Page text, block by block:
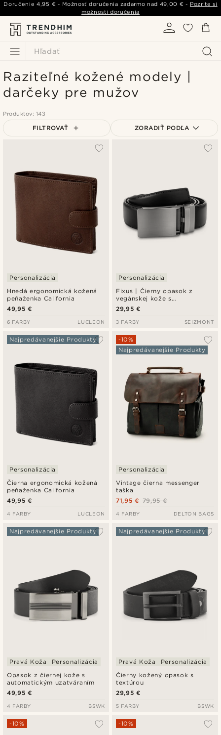
Hľadať
Doručenie4,95 € - Možnosť doručenia zadarmo nad 49,00 € - Pozrite si
možnosti doručenia
Raziteľné kožené modely |
darčeky pre mužov
Produktov: 143
FILTROVAŤ ZORADIŤ PODĽA
Hnedá ergonomická kožená
peňaženka California
Personalizácia
49,95 €
6 FARBY LUCLEON
Fixus | Čierny opasok z
vegánskej kože s
automatickou prackou
Personalizácia
29,95 €
3 FARBY SEIZMONT
Čierna ergonomická kožená
peňaženka California
Najpredávanejšie Produkty
Personalizácia
49,95 €
4 FARBY LUCLEON
Vintage čierna messenger
taška
-10%
Najpredávanejšie Produkty
Personalizácia
79,95 €
71,95 €
4 FARBY DELTON BAGS
Opasok z čiernej kože s
automatickým uzatváraním
Najpredávanejšie Produkty
Pravá Koža Personalizácia
49,95 €
4 FARBY BSWK
Čierny kožený opasok s
textúrou
Najpredávanejšie Produkty
Pravá Koža Personalizácia
29,95 €
5 FARBY BSWK
-10% -10%